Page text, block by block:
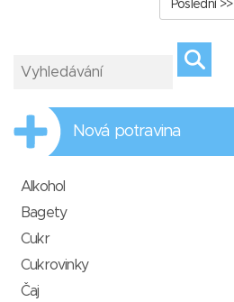
Poslední >>
Nová potravina
Alkohol
Bagety
Cukr
Cukrovinky
Čaj